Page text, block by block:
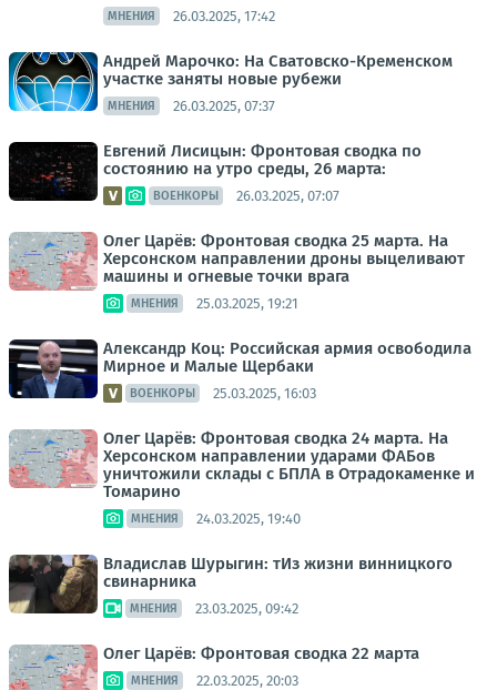
МНЕНИЯ 26.03.2025, 17:42
Андрей Марочко: На Сватовско-Кременском
участке заняты новые рубежи
МНЕНИЯ 26.03.2025, 07:37
Евгений Лисицын: Фронтовая сводка по
состоянию на утро среды, 26 марта:
ВОЕНКОРЫ 26.03.2025, 07:07
Олег Царёв: Фронтовая сводка 25 марта. На
Херсонском направлении дроны выцеливают
машины и огневые точки врага
МНЕНИЯ 25.03.2025, 19:21
Александр Коц: Российская армия освободила
Мирное и Малые Щербаки
ВОЕНКОРЫ 25.03.2025, 16:03
Олег Царёв: Фронтовая сводка 24 марта. На
Херсонском направлении ударами ФАБов
уничтожили склады с БПЛА в Отрадокаменке и
Томарино
МНЕНИЯ 24.03.2025, 19:40
Владислав Шурыгин: тИз жизни винницкого
свинарника
МНЕНИЯ 23.03.2025, 09:42
Олег Царёв: Фронтовая сводка 22 марта
МНЕНИЯ 22.03.2025, 20:03